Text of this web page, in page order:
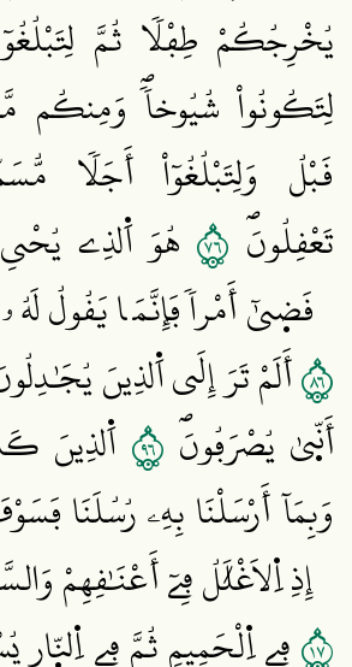
يُخْرِجُكُمْ طِفْلاٗ ثُمَّ
لِتَكُونُواْ شُيُوخاٗۖ وَمِنكُم
قَبْلُ وَلِتَبْلُغُوٓاْ أَجَلاٗ
تَعْقِلُونَۖ ٦٧ هُوَ اَ۬لذِے
قَض۪يٰٓ أَمْراٗ فَإِنَّمَا يَقُولُ
٦٨أَلَمْ تَرَ إِلَي اَ۬لذِينَ
أَنّ۪يٰ يُصْرَفُونَۖ ٦٩ اَ۬لذِينَ
وَبِمَآ أَرْسَلْنَا بِهِۦ رُسُلَنَا
إِذِ اِ۬لَاغْلَٰلُ فِےٓ أَعْنَٰقِهِمْ
٧١فِے اِ۬لْحَمِيمِ ثُمَّ فِے